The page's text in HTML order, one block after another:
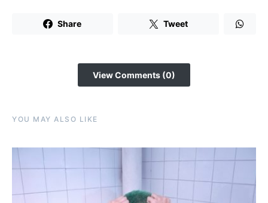
Share Tweet
View Comments (0)
YOU MAY ALSO LIKE